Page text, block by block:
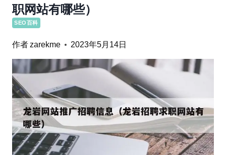
职网站有哪些）
SEO百科
作者zarekme 2023年5月14日